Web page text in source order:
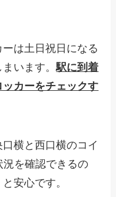
は土日祝日になる
まいます。駅に到着
カーをチェックす
横と西口横のコイ
況を確認できるの
安心です。